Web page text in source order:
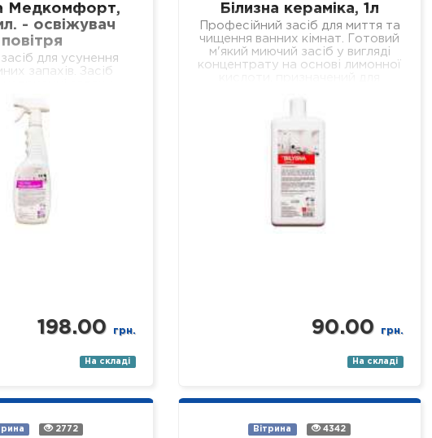
Медкомфорт,
- освіжувач
повітря
для усунення
запахів. Засіб
лікувальних установ
навчальних та
закладах, у місцях
харчування…
198.00 грн.
На складі
Білизна кераміка, 1л
Професійний засіб для миття та
чищення ванних кімнат. Готовий
м'який миючий засіб у вигляді
концентрату на основі лимонної
керамічним…
90.00 грн.
На складі
2772 Вітрина 4342